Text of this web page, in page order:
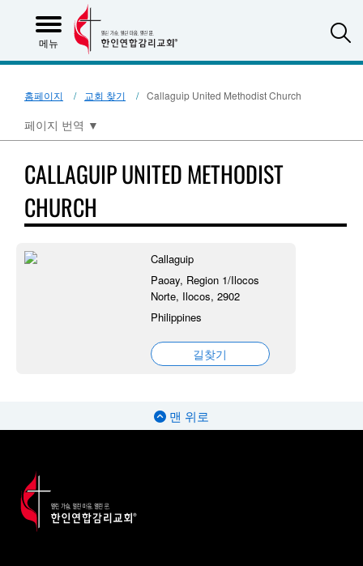
메뉴
홈페이지 교회 찾기 Callaguip United Methodist Church
페이지 번역 ▼
CALLAGUIP UNITED METHODIST
CHURCH
Callaguip
Paoay, Region 1/Ilocos
Norte, Ilocos, 2902
Philippines
길찾기
맨 위로